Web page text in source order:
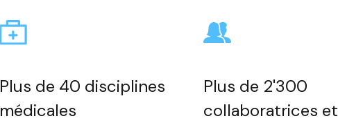
Plus de 40 disciplines
médicales
Plus de 2'300
collaboratrices et